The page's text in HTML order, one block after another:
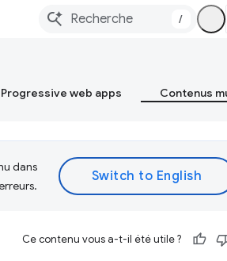
/
Progressive web apps Contenus
dans
Ce contenu vous a-t-il été utile ?